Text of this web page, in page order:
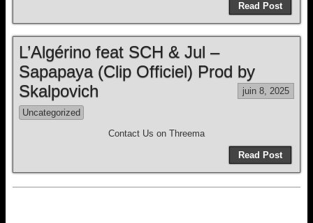
Read Post
L’Algérino feat SCH & Jul –
Sapapaya (Clip Officiel) Prod by
Skalpovich
juin 8, 2025
Uncategorized
Contact Us on Threema
Read Post